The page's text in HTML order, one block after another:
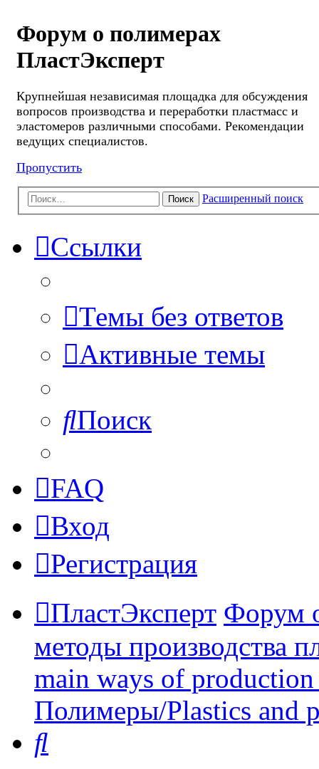
Форум о полимерах
ПластЭксперт
Крупнейшая независимая площадка для обсуждения
вопросов производства и переработки пластмасс и
эластомеров различными способами. Рекомендации
ведущих специалистов.
Пропустить
Поиск Расширенный поиск
Ссылки
Темы без ответов
Активные темы
Поиск
FAQ
Вход
Регистрация
ПластЭксперт Форум
методы производства
main ways of
Полимеры/Plastics and